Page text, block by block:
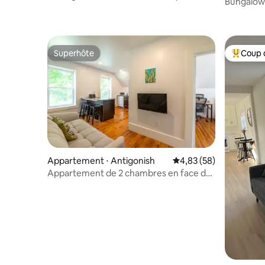
Superhôte
Superhôte
Appartement ⋅ Antigonish Évaluation moyenne
4,83 (58)
Appartement de 2 chambres en face de
Coups
Coup